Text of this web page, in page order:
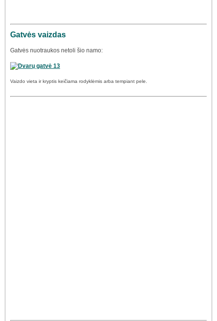
Gatvės vaizdas
Gatvės nuotraukos netoli šio namo:
Vaizdo vieta ir kryptis keičiama rodyklėmis arba tempiant pele.